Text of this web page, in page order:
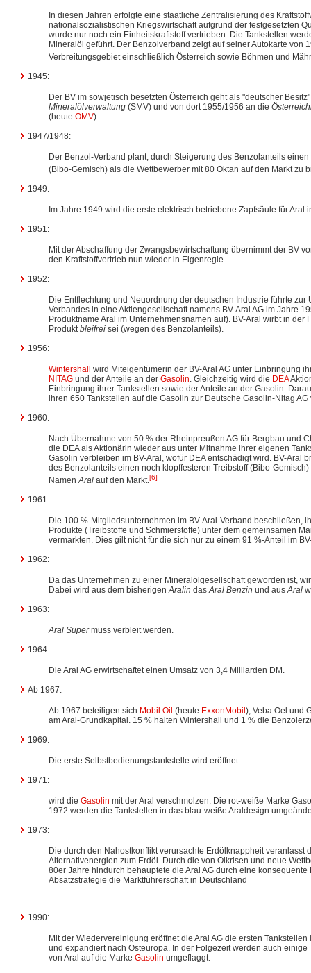
In diesen Jahren erfolgte eine staatliche Zentralisierung des
nationalsozialistischen Kriegswirtschaft aufgrund der festgesetzten
wurde nur noch ein Einheitskraftstoff vertrieben. Die Tankstellen
Mineralöl geführt. Der Benzolverband zeigt auf seiner Autokarte von
Verbreitungsgebiet einschließlich Österreich sowie Böhmen und
1945:
Der BV im sowjetisch besetzten Österreich geht als "deutscher
Mineralölverwaltung (SMV) und von dort 1955/1956 an die
(heute OMV).
1947/1948:
Der Benzol-Verband plant, durch Steigerung des Benzolanteils
(Bibo-Gemisch) als die Wettbewerber mit 80 Oktan auf den Markt zu
1949:
Im Jahre 1949 wird die erste elektrisch betriebene Zapfsäule für Aral
1951:
Mit der Abschaffung der Zwangsbewirtschaftung übernimmt der BV
den Kraftstoffvertrieb nun wieder in Eigenregie.
1952:
Die Entflechtung und Neuordnung der deutschen Industrie führte zur
Verbandes in eine Aktiengesellschaft namens BV-Aral AG im Jahre
Produktname Aral im Unternehmensnamen auf). BV-Aral wirbt in der
Produktbleifrei sei (wegen des Benzolanteils).
1956:
Wintershall
wird Miteigentümerin der BV-Aral AG unter Einbringung
NITAG und der Anteile an der Gasolin. Gleichzeitig wird die DEA
Einbringung ihrer Tankstellen sowie der Anteile an der Gasolin.
ihren 650 Tankstellen auf die Gasolin zur Deutsche Gasolin-Nitag AG
1960:
Nach Übernahme von 50 % der Rheinpreußen AG für Bergbau und
die DEA als Aktionärin wieder aus unter Mitnahme ihrer eigenen
Gasolin verbleiben im BV-Aral, wofür DEA entschädigt wird. BV-Aral
des Benzolanteils einen noch klopffesteren Treibstoff (Bibo-
NamenAral auf den Markt.[6]
1961:
Die 100 %-Mitgliedsunternehmen im BV-Aral-Verband beschließen,
Produkte (Treibstoffe und Schmierstoffe) unter dem gemeinsamen
vermarkten. Dies gilt nicht für die sich nur zu einem 91 %-Anteil im
1962:
Da das Unternehmen zu einer Mineralölgesellschaft geworden ist,
Dabei wird aus dem bisherigenAralin dasAral Benzin und ausAral
1963:
Aral Supermuss verbleit werden.
1964:
Die Aral AG erwirtschaftet einen Umsatz von 3,4 Milliarden DM.
Ab 1967:
Ab 1967 beteiligen sich Mobil Oil (heute ExxonMobil ), Veba Oel und
am Aral-Grundkapital. 15 % halten Wintershall und 1 % die
1969:
Die erste Selbstbedienungstankstelle wird eröffnet.
1971:
wird die Gasolin mit der Aral verschmolzen. Die rot-weiße Marke
1972 werden die Tankstellen in das blau-weiße Araldesign
1973:
Die durch den Nahostkonflikt verursachte Erdölknappheit veranlasst
Alternativenergien zum Erdöl. Durch die von Ölkrisen und neue
80er Jahre hindurch behauptete die Aral AG durch eine konsequente
Absatzstrategie die Marktführerschaft in Deutschland
1990:
Mit der Wiedervereinigung eröffnet die Aral AG die ersten
und expandiert nach Osteuropa. In der Folgezeit werden auch einige
von Aral auf die Marke Gasolin umgeflaggt.